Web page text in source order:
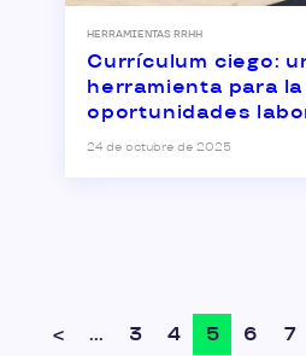
HERRAMIENTAS RRHH
Currículum ciego:
herramienta para
oportunidades
24 de octubre de 2025
< ... 3 4 5 6 7